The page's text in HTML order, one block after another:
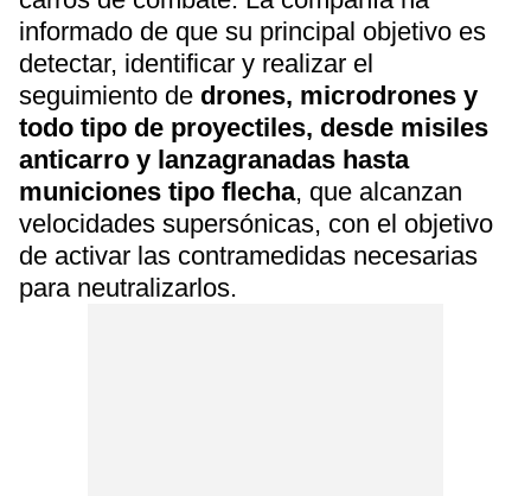
informado de que su principal objetivo es
detectar, identificar y realizar el
seguimiento de drones, microdrones y
todo tipo de proyectiles, desde misiles
anticarro y lanzagranadas hasta
municiones tipo flecha, que alcanzan
velocidades supersónicas, con el objetivo
de activar las contramedidas necesarias
para neutralizarlos.